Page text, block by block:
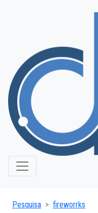
Pesquisa fireworrks